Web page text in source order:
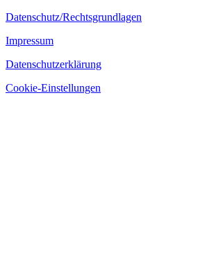
Datenschutz/Rechtsgrundlagen
Impressum
Datenschutzerklärung
Cookie-Einstellungen